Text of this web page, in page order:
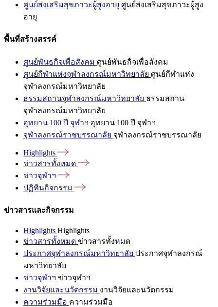
ศูนย์ส่งเสริมสุขภาวะผู้สูงอายุ ศูนย์ส่งเสริมสุขภาวะผู้สูง
อายุ
พื้นที่สร้างสรรค์
ศูนย์พันธกิจเพื่อสังคม ศูนย์พันธกิจเพื่อสังคม
ศูนย์กีฬาแห่งจุฬาลงกรณ์มหาวิทยาลัย ศูนย์กีฬาแห่ง
จุฬาลงกรณ์มหาวิทยาลัย
ธรรมสถานจุฬาลงกรณ์มหาวิทยาลัย ธรรมสถาน
จุฬาลงกรณ์มหาวิทยาลัย
อุทยาน 100 ปี จุฬาฯ อุทยาน 100 ปี จุฬาฯ
จุฬาลงกรณ์ราชบรรณาลัย จุฬาลงกรณ์ราชบรรณาลัย
Highlights
ข่าวสารทั้งหมด
ข่าวจุฬาฯ
ปฏิทินกิจกรรม
ข่าวสารและกิจกรรม
Highlights Highlights
ข่าวสารทั้งหมด ข่าวสารทั้งหมด
ประกาศจุฬาลงกรณ์มหาวิทยาลัย ประกาศจุฬาลงกรณ์
มหาวิทยาลัย
ข่าวจุฬาฯ ข่าวจุฬาฯ
งานวิจัยและนวัตกรรม งานวิจัยและนวัตกรรม
ความร่วมมือ ความร่วมมือ